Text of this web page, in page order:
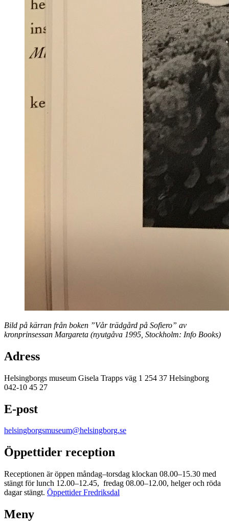
Bild på kärran från boken ”Vår trädgård på Sofiero” av
kronprinsessan Margareta (nyutgåva 1995, Stockholm: Info Books)
Adress
Helsingborgs museum Gisela Trapps väg 1 254 37 Helsingborg
042-10 45 27
E-post
helsingborgsmuseum@helsingborg.se
Öppettider reception
Receptionen är öppen måndag–torsdag klockan 08.00–15.30 med
stängt för lunch 12.00–12.45, fredag 08.00–12.00, helger och röda
dagar stängt. Öppettider Fredriksdal
Meny